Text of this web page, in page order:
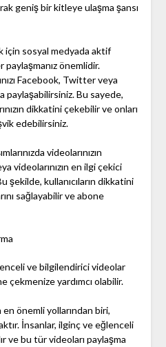
geniş bir kitleye ulaşma şansı
için sosyal medyada aktif
paylaşmanız önemlidir.
Facebook, Twitter veya
Bu sayede,
dikkatini çekebilir ve onları
edebilirsiniz.
videolarınızın
videolarınızın en ilgi çekici
şekilde, kullanıcıların dikkatini
sağlayabilir ve abone
ve bilgilendirici videolar
çekmenize yardımcı olabilir.
en önemli yollarından biri,
İnsanlar, ilginç ve eğlenceli
ve bu tür videoları paylaşma